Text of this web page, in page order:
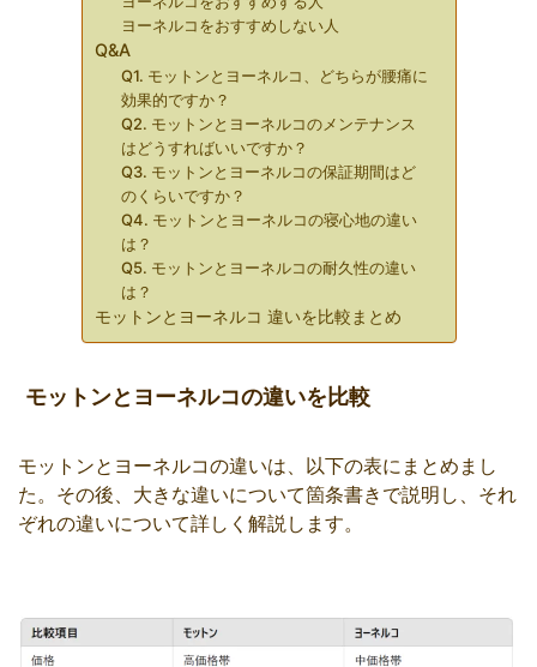
ヨーネルコをおすすめしない人
Q&A
Q1. モットンとヨーネルコ、どちらが腰痛に
効果的ですか？
Q2. モットンとヨーネルコのメンテナンス
はどうすればいいですか？
Q3. モットンとヨーネルコの保証期間はど
のくらいですか？
Q4. モットンとヨーネルコの寝心地の違い
は？
Q5. モットンとヨーネルコの耐久性の違い
は？
モットンとヨーネルコ 違いを比較まとめ
モットンとヨーネルコの違いを比較
モットンとヨーネルコの違いは、以下の表にまとめまし
た。その後、大きな違いについて箇条書きで説明し、それ
ぞれの違いについて詳しく解説します。